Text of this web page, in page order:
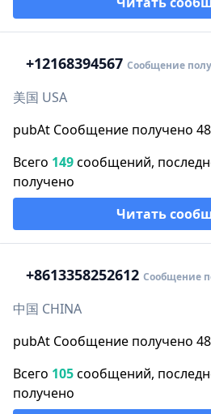
+12168394567 Сообщение
美国 USA
pubAt Сообщение получено
Всего 149сообщений,
получено
Читать
+8613358252612 Сообщение
中国 CHINA
pubAt Сообщение получено
Всего 105сообщений,
получено